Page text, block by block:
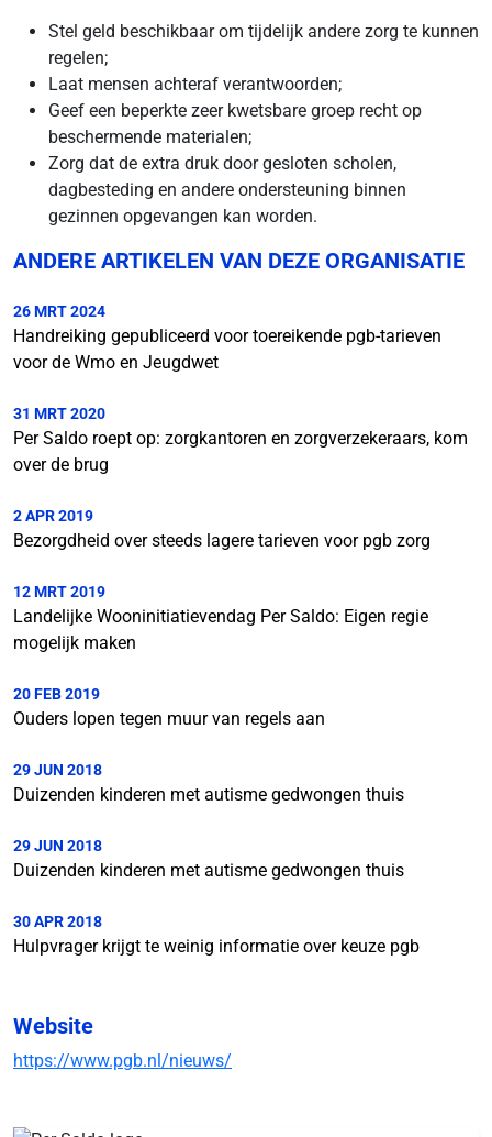
Stel geld beschikbaar om tijdelijk andere zorg te kunnen
regelen;
Laat mensen achteraf verantwoorden;
Geef een beperkte zeer kwetsbare groep recht op
beschermende materialen;
Zorg dat de extra druk door gesloten scholen,
dagbesteding en andere ondersteuning binnen
gezinnen opgevangen kan worden.
ANDERE ARTIKELEN VAN DEZE ORGANISATIE
26 MRT 2024
Handreiking gepubliceerd voor toereikende pgb-tarieven
voor de Wmo en Jeugdwet
31 MRT 2020
Per Saldo roept op: zorgkantoren en zorgverzekeraars, kom
over de brug
2 APR 2019
Bezorgdheid over steeds lagere tarieven voor pgb zorg
12 MRT 2019
Landelijke Wooninitiatievendag Per Saldo: Eigen regie
mogelijk maken
20 FEB 2019
Ouders lopen tegen muur van regels aan
29 JUN 2018
Duizenden kinderen met autisme gedwongen thuis
29 JUN 2018
Duizenden kinderen met autisme gedwongen thuis
30 APR 2018
Hulpvrager krijgt te weinig informatie over keuze pgb
Website
https://www.pgb.nl/nieuws/